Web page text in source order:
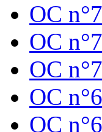
OC
OC
OC
OC
OC